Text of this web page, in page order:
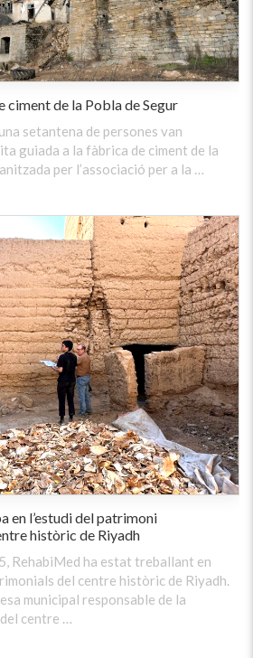
ciment de la Pobla de Segur
setantena de persones van
guiada a la fàbrica de ciment de la
per l’associació per a la …
en l’estudi del patrimoni
històric de Riyadh
RehabiMed ha estat treballant en
del centre històric de Riyadh.
municipal responsable de la
centre …